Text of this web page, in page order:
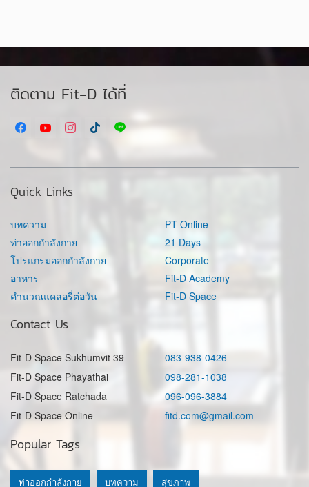
ติดตาม Fit-D ได้ที่
Quick Links
บทความ
ท่าออกกำลังกาย
โปรแกรมออกกำลังกาย
อาหาร
คำนวณแคลอรี่ต่อวัน
PT Online
21 Days
Corporate
Fit-D Academy
Fit-D Space
Contact Us
Fit-D Space Sukhumvit 39
083-938-0426
Fit-D Space Phayathai
098-281-1038
Fit-D Space Ratchada
096-096-3884
Fit-D Space Online
fitd.com@gmail.com
Popular Tags
ท่าออกกำลังกาย บทความ สุขภาพ